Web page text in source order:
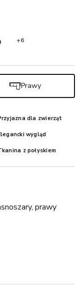
prawy
dla zwierząt
wygląd
z połyskiem
+6
Prawy